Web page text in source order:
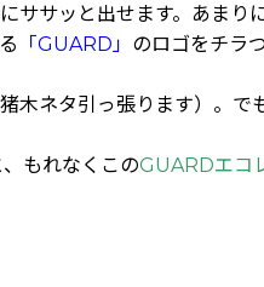
サッと出せます。あま
「GUARD」 のロゴをチラ
ネタ引っ張ります）。で
もれなくこのGUARDエコ